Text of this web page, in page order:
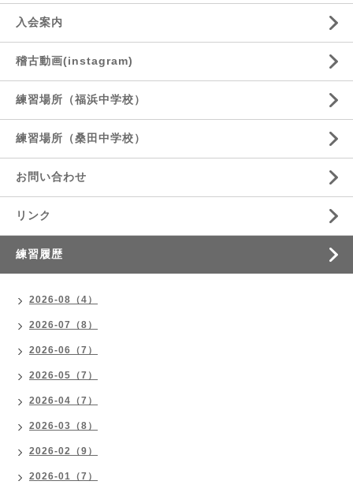
入会案内
稽古動画(instagram)
練習場所（福浜中学校）
練習場所（桑田中学校）
お問い合わせ
リンク
練習履歴
2026-08（4）
2026-07（8）
2026-06（7）
2026-05（7）
2026-04（7）
2026-03（8）
2026-02（9）
2026-01（7）